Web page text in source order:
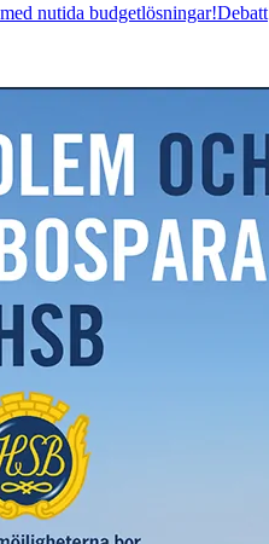
nutida budgetlösningar!Debatt